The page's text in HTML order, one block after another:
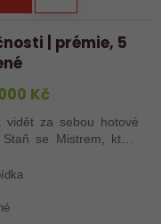
| prémie, 5
Kč
za sebou hotové
se Mistrem, který